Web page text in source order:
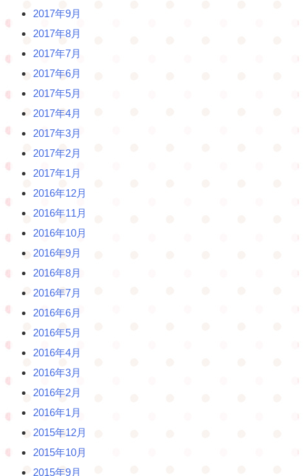
2017年9月
2017年8月
2017年7月
2017年6月
2017年5月
2017年4月
2017年3月
2017年2月
2017年1月
2016年12月
2016年11月
2016年10月
2016年9月
2016年8月
2016年7月
2016年6月
2016年5月
2016年4月
2016年3月
2016年2月
2016年1月
2015年12月
2015年10月
2015年9月